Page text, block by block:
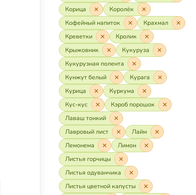
Корица
Королёк
Кофейный напиток
Крахмал
Креветки
Кролик
Крыжовник
Кукуруза
Кукурузная полента
Кунжут белый
Курага
Курица
Куркума
Кус-кус
Кэроб порошок
Лаваш тонкий
Лавровый лист
Лайм
Лемонема
Лимон
Листья горчицы
Листья одуванчика
Листья цветной капусты